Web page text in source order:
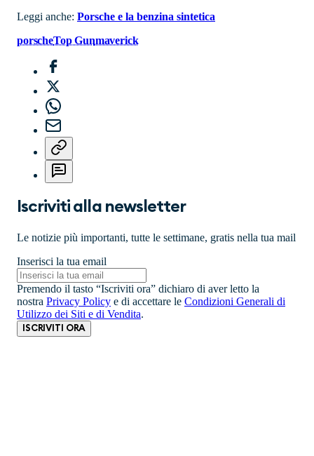
Leggi anche: Porsche e la benzina sintetica
porscheTop Gunmaverick
Iscriviti alla newsletter
Le notizie più importanti, tutte le settimane, gratis nella tua mail
Inserisci la tua email
Premendo il tasto “Iscriviti ora” dichiaro di aver letto la
nostra Privacy Policy e di accettare le Condizioni Generali di
Utilizzo dei Siti e di Vendita.
ISCRIVITI ORA